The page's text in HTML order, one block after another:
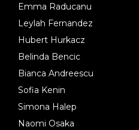
Emma Raducanu
Leylah Fernandez
Hubert Hurkacz
Belinda Bencic
Bianca Andreescu
Sofia Kenin
Simona Halep
Naomi Osaka